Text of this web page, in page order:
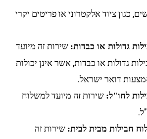
כגון ציוד אלקטרוני או פריטים יקרי
גדולות או כבדות: שירות זה מיועד
גדולות או כבדות, אשר אינן יכולות
דואר ישראל.
לחו"ל: שירות זה מיועד למשלוח
חבילות מבית לבית: שירות זה